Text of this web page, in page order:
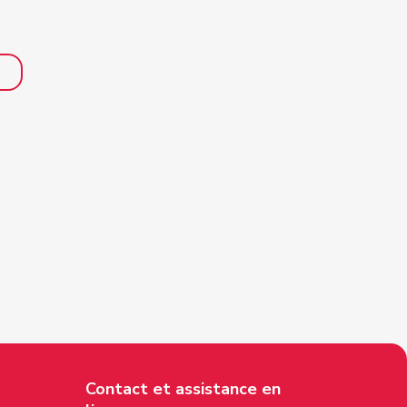
Contact et assistance en